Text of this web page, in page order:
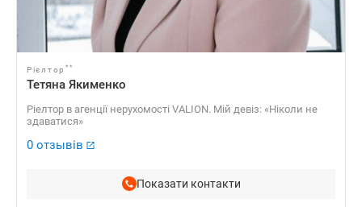
Рієлтор **
Тетяна Якименко
Ріелтор в агенції нерухомості VALION. Мій девіз: «Ніколи не
здаватися»
0 отзывів
Показати контакти